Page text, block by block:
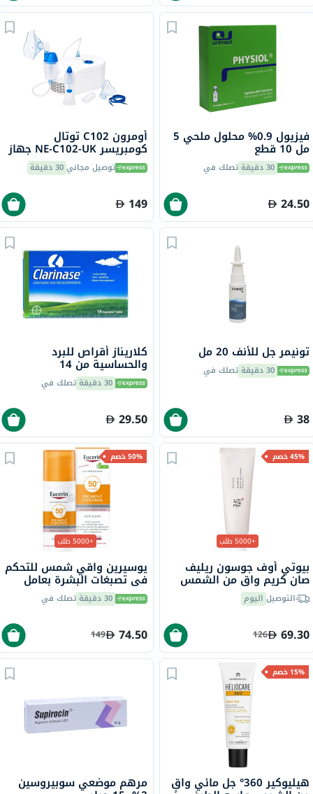
فيزيول 0.9% محلول ملحي 5
مل 10 قطع
30 دقيقة تصلك في
24.50
أومرون C102 توتال
كومبريسر NE-C102-UK جهاز
استنشاق 2 في 1 مع غسول
أنفي توصيل مجاني30 دقيقة
149
تونيمر جل للأنف 20 مل
30 دقيقة تصلك في
38
كلاريناز أقراص للبرد
والحساسية من 14
30 دقيقة تصلك في
29.50
45% خصم
+5000 طلب
بيوتي أوف جوسون ريليف
صان كريم واقٍ من الشمس
عضوي بلأرز والبروبيوتيك
التوصيل اليوم
69.30
126
50% خصم
+5000 طلب
يوسيرين واقي شمس للتحكم
في تصبغات البشرة بعامل
حماية من الشمس 50+ سائل
حماية من أشعة الشمس
30 دقيقة تصلك في
74.50
149
15% خصم
هيليوكير 360° جل مائي واقٍ مرهم موضعي سوبيروسين